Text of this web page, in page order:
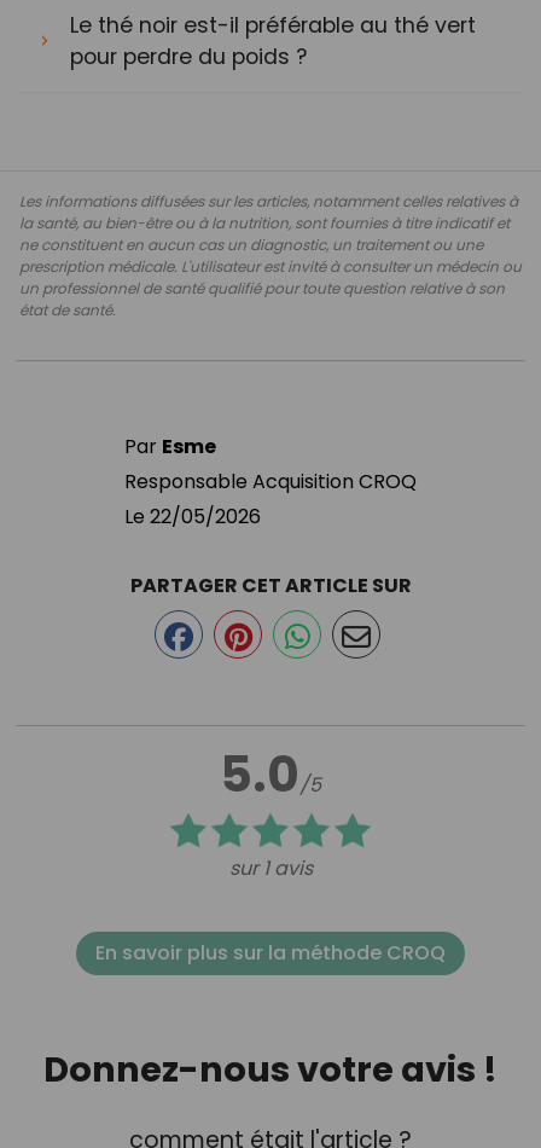
Le thé noir est-il préférable au thé vert
pour perdre du poids ?
Les informations diffusées sur les articles, notamment celles relatives à
la santé, au bien-être ou à la nutrition, sont fournies à titre indicatif et
ne constituent en aucun cas un diagnostic, un traitement ou une
prescription médicale. L'utilisateur est invité à consulter un médecin ou
un professionnel de santé qualifié pour toute question relative à son
état de santé.
Par Esme
Responsable Acquisition CROQ
Le 22/05/2026
5.0/5
sur 1 avis
PARTAGER CET ARTICLE SUR
En savoir plus sur la méthode CROQ
Donnez-nous votre avis !
comment était l'article ?